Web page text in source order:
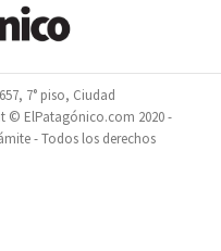
7° piso, Ciudad
© ElPatagónico.com 2020 -
- Todos los derechos